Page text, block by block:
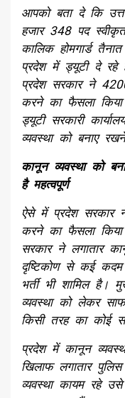
आपको बता दे कि
हजार 348 पद
कालिक होमगार्ड
प्रदेश में ड्यूटी दे रहे
प्रदेश सरकार ने
करने का फैसला किया
ड्यूटी सरकारी
व्यवस्था को बनाए
कानून व्यवस्था को
है महत्वपूर्ण
ऐसे में प्रदेश सरकार ने
करने का फैसला
सरकार ने लगातार
दृष्टिकोण से कई कदम
भर्ती भी शामिल है।
व्यवस्था को लेकर
किसी तरह का कोई
प्रदेश में कानून
खिलाफ लगातार
व्यवस्था कायम रहे